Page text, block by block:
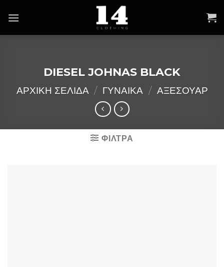
DIESEL JOHNAS BLACK
ΑΡΧΙΚΉ ΣΕΛΊΔΑ / ΓΥΝΑΙΚΑ / ΑΞΕΣΟΥΑΡ
ΦΙΛΤΡΑ